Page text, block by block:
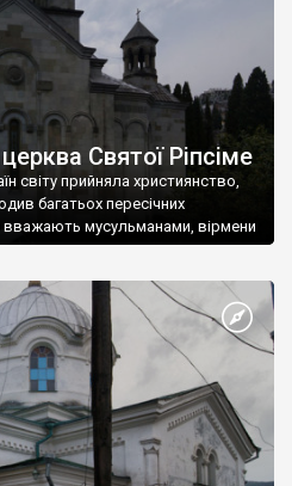
Святої Ріпсіме
світу прийняла християнство,
багатьох пересічних
вважають мусульманами, вірмени